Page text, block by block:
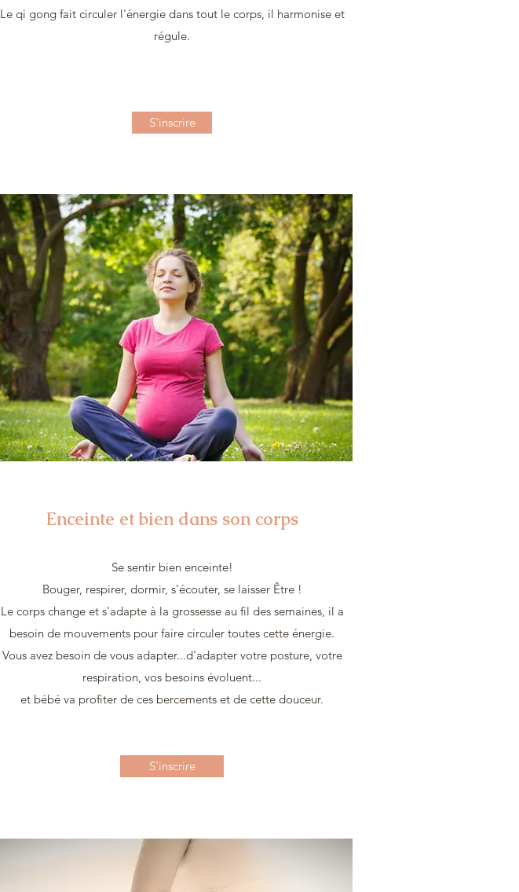
Enceinte et bien dans son corps
Se sentir bien enceinte!
Bouger, respirer, dormir, s'écouter, se laisser Être !
Le corps change et s'adapte à la grossesse au fil des semaines, il a
besoin de mouvements pour faire circuler toutes cette énergie.
Vous avez besoin de vous adapter...d'adapter votre posture, votre
respiration, vos besoins évoluent...
et bébé va profiter de ces bercements et de cette douceur.
S'inscrire
Le qi gong fait circuler l'énergie dans tout le corps, il harmonise et
régule.
S'inscrire